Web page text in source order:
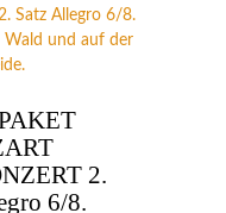
2.
6/8.